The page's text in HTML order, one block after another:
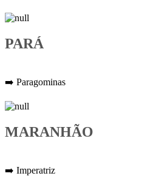
PARÁ
➡️ Paragominas
MARANHÃO
➡️ Imperatriz